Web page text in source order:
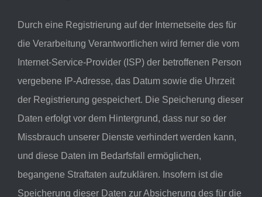
Durch eine Registrierung auf der Internetseite des für
die Verarbeitung Verantwortlichen wird ferner die vom
Internet-Service-Provider (ISP) der betroffenen Person
vergebene IP-Adresse, das Datum sowie die Uhrzeit
der Registrierung gespeichert. Die Speicherung dieser
Daten erfolgt vor dem Hintergrund, dass nur so der
Missbrauch unserer Dienste verhindert werden kann,
und diese Daten im Bedarfsfall ermöglichen,
begangene Straftaten aufzuklären. Insofern ist die
Speicherung dieser Daten zur Absicherung des für die